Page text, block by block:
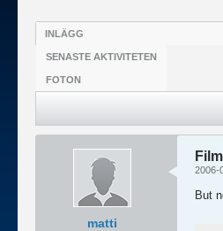
INLÄGG
SENASTE AKTIVITETEN
FOTON
matti
2006-
But